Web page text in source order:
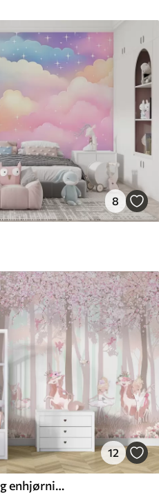
8
12
En skov med prinsesser og enhjørninger